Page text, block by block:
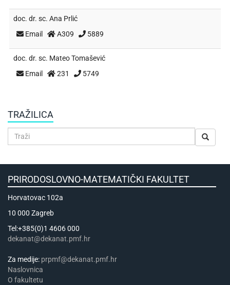
doc. dr. sc. Ana Prlić
Email
A309 5889
doc. dr. sc. Mateo Tomašević
Email
231 5749
TRAŽILICA
PRIRODOSLOVNO-MATEMATIČKI FAKULTET
Horvatovac 102a
10 000 Zagreb
Tel:+385(0)1 4606 000
dekanat@dekanat.pmf.hr
Za medije: prpmf@dekanat.pmf.hr
Naslovnica
​​​O fakultetu